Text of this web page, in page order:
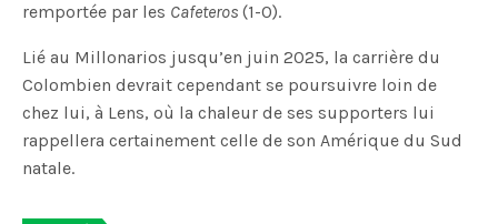
remportée par les Cafeteros(1-0).
Lié au Millonarios jusqu’en juin 2025, la carrière du
Colombien devrait cependant se poursuivre loin de
chez lui, à Lens, où la chaleur de ses supporters lui
rappellera certainement celle de son Amérique du Sud
natale.